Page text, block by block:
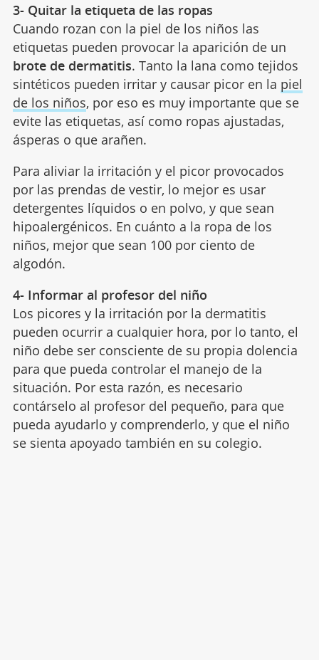
3- Quitar la etiqueta de las ropas
Cuando rozan con la piel de los niños las
etiquetas pueden provocar la aparición de un
brote de dermatitis. Tanto la lana como tejidos
sintéticos pueden irritar y causar picor en la piel
de los niños, por eso es muy importante que se
evite las etiquetas, así como ropas ajustadas,
ásperas o que arañen.
Para aliviar la irritación y el picor provocados
por las prendas de vestir, lo mejor es usar
detergentes líquidos o en polvo, y que sean
hipoalergénicos. En cuánto a la ropa de los
niños, mejor que sean 100 por ciento de
algodón.
4- Informar al profesor del niño
Los picores y la irritación por la dermatitis
pueden ocurrir a cualquier hora, por lo tanto, el
niño debe ser consciente de su propia dolencia
para que pueda controlar el manejo de la
situación. Por esta razón, es necesario
contárselo al profesor del pequeño, para que
pueda ayudarlo y comprenderlo, y que el niño
se sienta apoyado también en su colegio.